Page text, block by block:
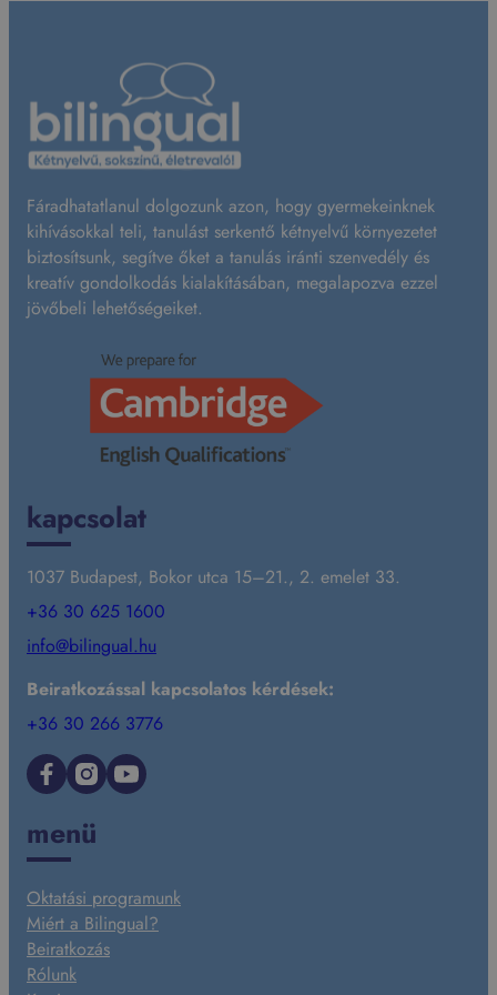
o
l
a
j
s
z
k
y
B
l
i
n
t
Fáradhatatlanul dolgozunk azon, hogy gyermekeinknek
kihívásokkal teli, tanulást serkentő kétnyelvű környezetet
biztosítsunk, segítve őket a tanulás iránti szenvedély és
kreatív gondolkodás kialakításában, megalapozva ezzel
jövőbeli lehetőségeiket.
kapcsolat
1037 Budapest, Bokor utca 15–21., 2. emelet 33.
+36 30 625 1600
info@bilingual.hu
Beiratkozással kapcsolatos kérdések:
+36 30 266 3776
Facebook Instagram YouTube
menü
Oktatási programunk
Miért a Bilingual?
Beiratkozás
Rólunk